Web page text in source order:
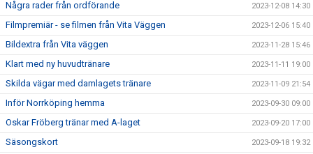
Några rader från ordförande 2023-12-08 14:30
Filmpremiär - se filmen från Vita Väggen 2023-12-06 15:40
Bildextra från Vita väggen 2023-11-28 15:46
Klart med ny huvudtränare 2023-11-11 19:00
Skilda vägar med damlagets tränare 2023-11-09 21:54
Inför Norrköping hemma 2023-09-30 09:00
Oskar Fröberg tränar med A-laget 2023-09-20 17:00
Säsongskort 2023-09-18 19:32